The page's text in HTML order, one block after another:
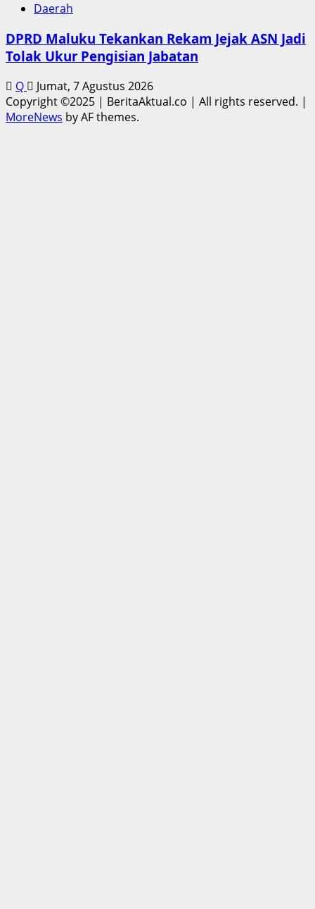
Daerah
DPRD Maluku Tekankan Rekam Jejak ASN Jadi
Tolak Ukur Pengisian Jabatan
Q
Jumat, 7 Agustus 2026
Copyright ©2025 | BeritaAktual.co | All rights reserved. |
MoreNews by AF themes.